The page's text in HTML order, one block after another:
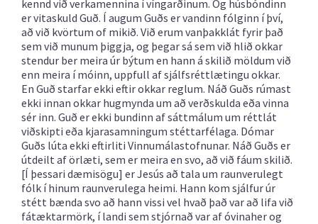
kennd við verkamennina í víngarðinum. Og húsbóndinn
er vitaskuld Guð. Í augum Guðs er vandinn fólginn í því,
að við kvörtum of mikið. Við erum vanþakklát fyrir það
sem við munum þiggja, og þegar sá sem við hlið okkar
stendur ber meira úr býtum en hann á skilið möldum við
enn meira í móinn, uppfull af sjálfsréttlætingu okkar.
En Guð starfar ekki eftir okkar reglum. Náð Guðs rúmast
ekki innan okkar hugmynda um að verðskulda eða vinna
sér inn. Guð er ekki bundinn af sáttmálum um réttlát
viðskipti eða kjarasamningum stéttarfélaga. Dómar
Guðs lúta ekki eftirliti Vinnumálastofnunar. Náð Guðs er
útdeilt af örlæti, sem er meira en svo, að við fáum skilið.
[Í þessari dæmisögu] er Jesús að tala um raunverulegt
fólk í hinum raunverulega heimi. Hann kom sjálfur úr
stétt bænda svo að hann vissi vel hvað það var að lifa við
fátæktarmörk, í landi sem stjórnað var af óvinaher og